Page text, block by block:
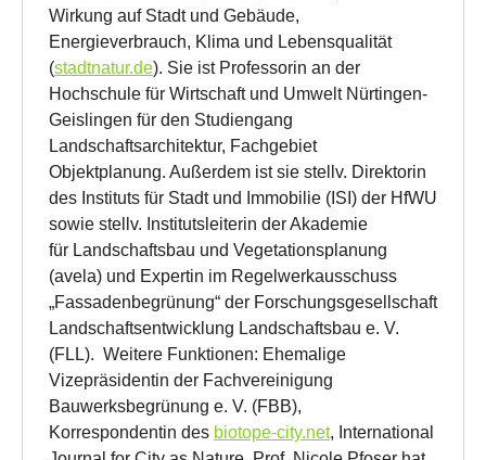
Wirkung auf Stadt und Gebäude,
Energieverbrauch, Klima und Lebensqualität
(stadtnatur.de). Sie ist Professorin an der
Hochschule für Wirtschaft und Umwelt Nürtingen-
Geislingen für den Studiengang
Landschaftsarchitektur, Fachgebiet
Objektplanung. Außerdem ist sie stellv. Direktorin
des Instituts für Stadt und Immobilie (ISI) der HfWU
sowie stellv. Institutsleiterin der Akademie
für Landschaftsbau und Vegetationsplanung
(avela) und Expertin im Regelwerkausschuss
„Fassadenbegrünung“ der Forschungsgesellschaft
Landschaftsentwicklung Landschaftsbau e. V.
(FLL). Weitere Funktionen: Ehemalige
Vizepräsidentin der Fachvereinigung
Bauwerksbegrünung e. V. (FBB),
Korrespondentin des biotope-city.net, International